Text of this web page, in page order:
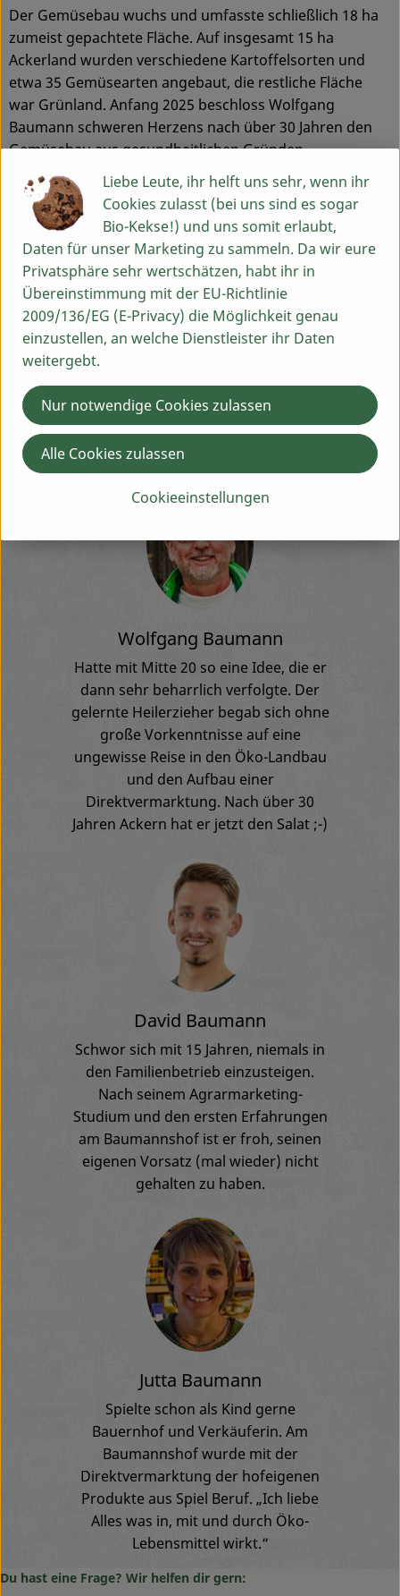
Der Gemüsebau wuchs und umfasste schließlich 18 ha
zumeist gepachtete Fläche. Auf insgesamt 15 ha
Ackerland wurden verschiedene Kartoffelsorten und
etwa 35 Gemüsearten angebaut, die restliche Fläche
war Grünland. Anfang 2025 beschloss Wolfgang
Baumann schweren Herzens nach über 30 Jahren den
Gemüsebau aus gesundheitlichen Gründen
einzustellen.
Seit jeher gingen wir Kooperationen mit regionalen Bio-
Landwirt*innen ein. Diese wurden nun nochmal
intensiviert. Derzeit arbeiten wir eng mit rund 40
regionalen Bio-Erzeuger*innen zusammen.
Jede Woche liefern wir Ökokisten an Privathaushalte,
Unternehmen sowie Schulen und Kindergärten. Ein
engagiertes Team von rund 40 Mitarbeiter*innen ist
Büro, Packstation, Auslieferung) tätig, um unserer
Kundschaft auch weiterhin den bestmöglichen Service
zu bieten.
Wolfgang Baumann
Hatte mit Mitte 20 so eine Idee, die er
dann sehr beharrlich verfolgte. Der
gelernte Heilerzieher begab sich ohne
große Vorkenntnisse auf eine
ungewisse Reise in den Öko-Landbau
und den Aufbau einer
Direktvermarktung. Nach über 30
Jahren Ackern hat er jetzt den Salat ;-)
David Baumann
Schwor sich mit 15 Jahren, niemals in
den Familienbetrieb einzusteigen.
Nach seinem Agrarmarketing-
Studium und den ersten Erfahrungen
am Baumannshof ist er froh, seinen
eigenen Vorsatz (mal wieder) nicht
gehalten zu haben.
Jutta Baumann
Spielte schon als Kind gerne
Bauernhof und Verkäuferin. Am
Baumannshof wurde mit der
Direktvermarktung der hofeigenen
Produkte aus Spiel Beruf. „Ich liebe
Alles was in, mit und durch Öko-
Lebensmittel wirkt.“
Du hast eine Frage? Wir helfen dir gern:
Liebe Leute, ihr helft uns sehr, wenn ihr
Cookies zulasst (bei uns sind es sogar
Bio-Kekse!) und uns somit erlaubt,
Daten für unser Marketing zu sammeln. Da wir eure
Privatsphäre sehr wertschätzen, habt ihr in
Übereinstimmung mit der EU-Richtlinie
2009/136/EG (E-Privacy) die Möglichkeit genau
einzustellen, an welche Dienstleister ihr Daten
weitergebt.
Cookieeinstellungen
Nur notwendige Cookies zulassen
Alle Cookies zulassen